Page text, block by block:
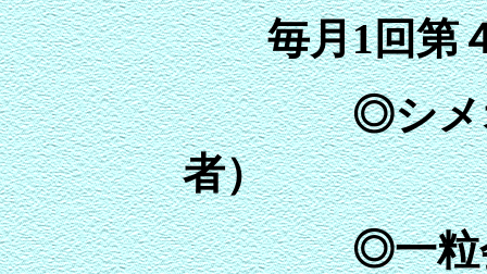
毎月1回第
◎シ
者）
◎一